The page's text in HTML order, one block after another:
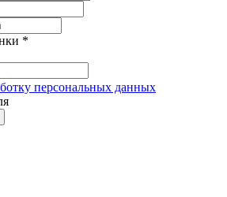
*
персональных данных